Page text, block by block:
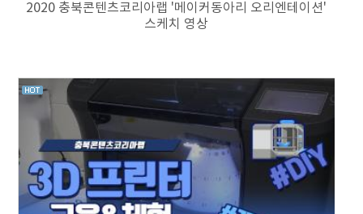
2020 충북콘텐츠코리아랩 '메이커동아리 오리엔테이션'
스케치 영상